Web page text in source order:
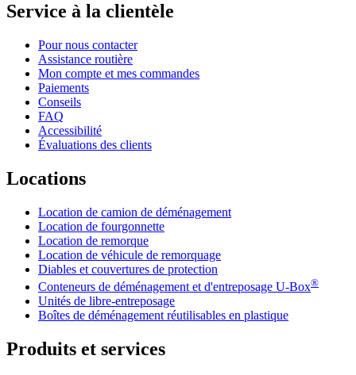
Service à la clientèle
Pour nous contacter
Assistance routière
Mon compte et mes commandes
Paiements
Conseils
FAQ
Accessibilité
Évaluations des clients
Locations
Location de camion de déménagement
Location de fourgonnette
Location de remorque
Location de véhicule de remorquage
Diables et couvertures de protection
Conteneurs de déménagement et d'entreposage U-Box®
Unités de libre-entreposage
Boîtes de déménagement réutilisables en plastique
Produits et services